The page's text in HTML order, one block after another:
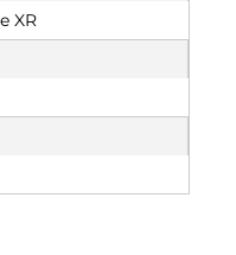
XR